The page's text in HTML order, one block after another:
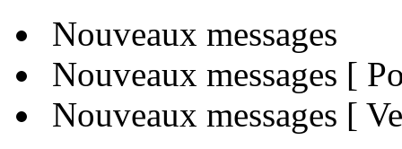
Nouveaux messages
Nouveaux messages [
Nouveaux messages [